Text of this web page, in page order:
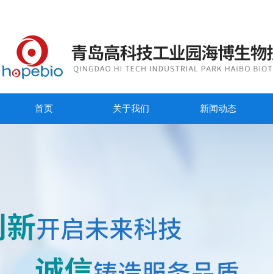
首页 关于我们 新闻动态